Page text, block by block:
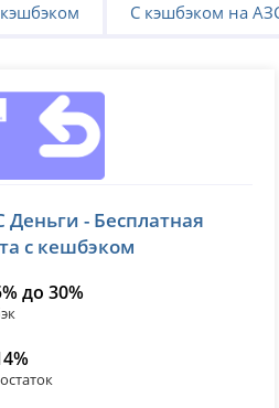
С кэшбэком на
№ 2268
Деньги - Бесплатная
с кешбэком
до 30%